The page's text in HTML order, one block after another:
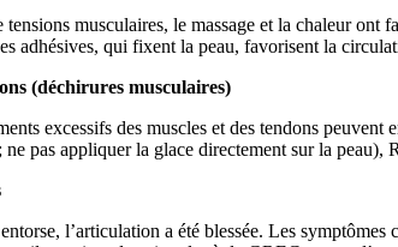
tensions musculaires, le massage et la chaleur ont
adhésives, qui fixent la peau, favorisent la
(déchirures musculaires)
excessifs des muscles et des tendons
pas appliquer la glace directement sur la
l’articulation a été blessée. Les